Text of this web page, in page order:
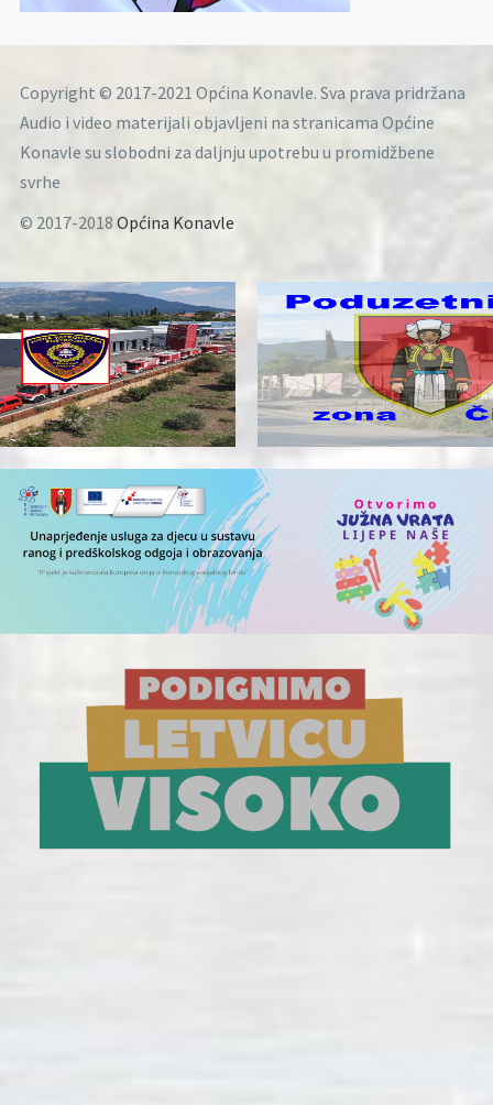
Copyright © 2017-2021 Općina Konavle. Sva prava pridržana
Audio i video materijali objavljeni na stranicama Općine
Konavle su slobodni za daljnju upotrebu u promidžbene
svrhe
© 2017-2018 Općina Konavle